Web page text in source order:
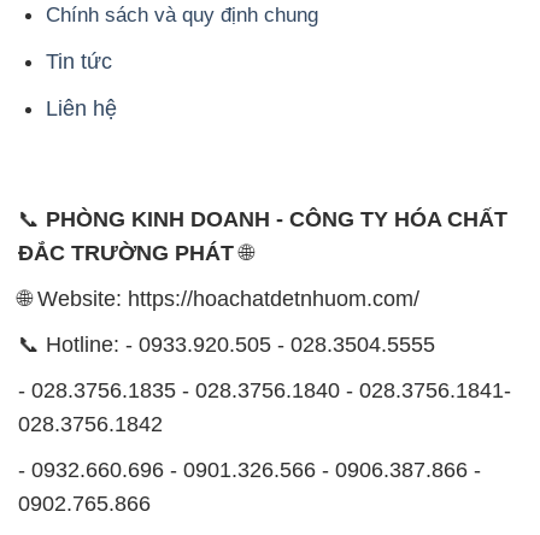
Chính sách và quy định chung
Tin tức
Liên hệ
📞 PHÒNG KINH DOANH - CÔNG TY HÓA CHẤT
ĐẮC TRƯỜNG PHÁT🌐
🌐 Website: https://hoachatdetnhuom.com/
📞 Hotline: - 0933.920.505 - 028.3504.5555
- 028.3756.1835 - 028.3756.1840 - 028.3756.1841-
028.3756.1842
- 0932.660.696 - 0901.326.566 - 0906.387.866 -
0902.765.866